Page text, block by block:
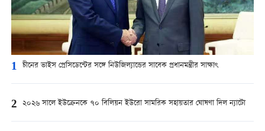
1 চীনের ভাইস প্রেসিডেন্টের সঙ্গে নিউজিল্যান্ডের সাবেক প্রধানমন্ত্রীর সাক্ষাৎ
2 ২০২৬ সালে ইউক্রেনকে ৭০ বিলিয়ন ইউরো সামরিক সহায়তার ঘোষণা দিল ন্যাটো